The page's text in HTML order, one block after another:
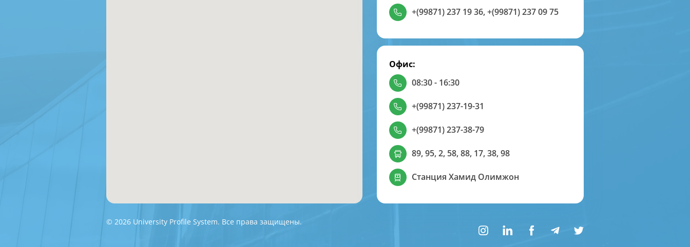
+(99871) 237 19 36,+(99871) 237 09 75
Офис:
08:30 - 16:30
+(99871) 237-19-31
+(99871) 237-38-79
89, 95, 2, 58, 88, 17, 38, 98
Станция Хамид Олимжон
© 2026 University Profile System. Все права защищены.